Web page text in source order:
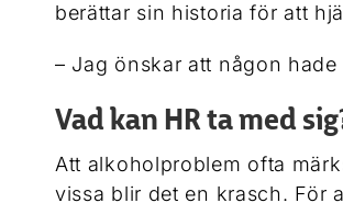
berättar sin historia för att
– Jag önskar att någon
Vad kan HR ta med
Att alkoholproblem ofta
vissa blir det en krasch. För